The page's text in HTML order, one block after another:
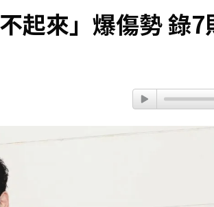
暗沉皺褶」本人無奈回應
59分鐘前
起來」爆傷勢 錄7